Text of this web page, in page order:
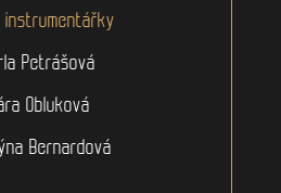
instrumentářky
Petrášová
Obluková
Bernardová